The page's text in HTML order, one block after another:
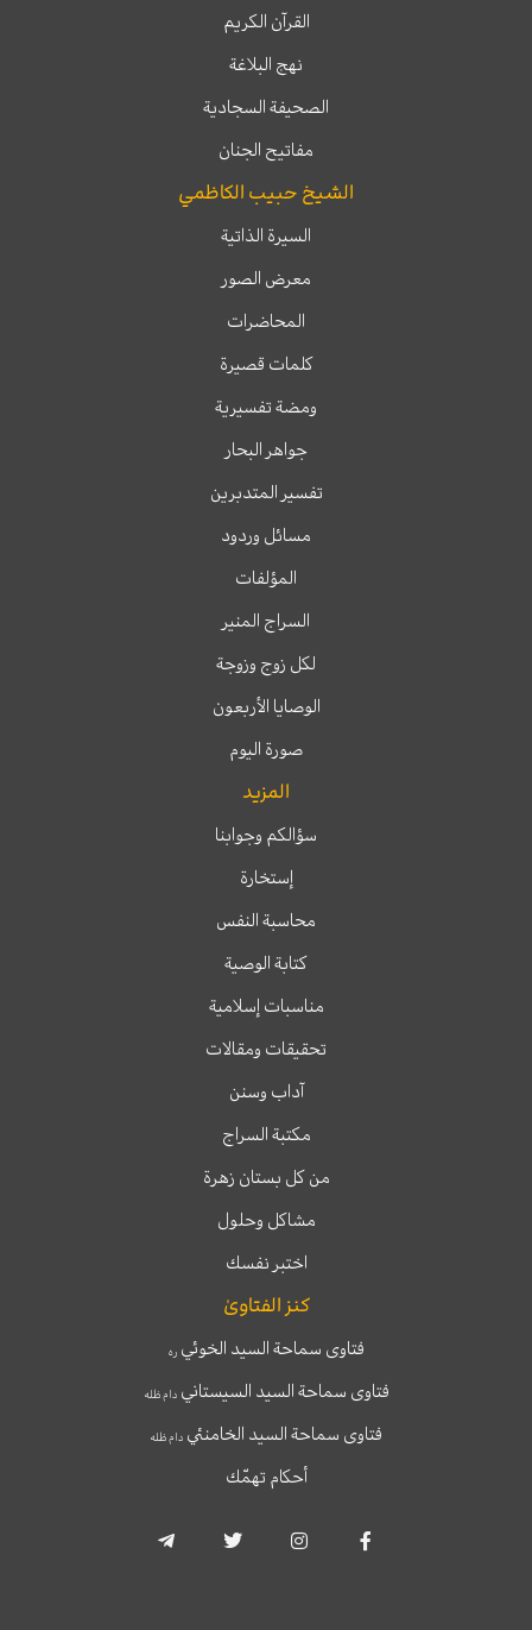
القرآن الكريم
نهج البلاغة
الصحيفة السجادية
مفاتيح الجنان
الشيخ حبيب الكاظمي
السيرة الذاتية
معرض الصور
المحاضرات
كلمات قصيرة
ومضة تفسيرية
جواهر البحار
تفسير المتدبرين
مسائل وردود
المؤلفات
السراج المنير
لكل زوج وزوجة
الوصايا الأربعون
صورة اليوم
المزيد
سؤالكم وجوابنا
إستخارة
محاسبة النفس
كتابة الوصية
مناسبات إسلامية
تحقيقات ومقالات
آداب وسنن
مكتبة السراج
من كل بستان زهرة
مشاكل وحلول
اختبر نفسك
كنز الفتاوىٰ
فتاوى سماحة السيد الخوئيره
فتاوى سماحة السيد السيستانيدام ظله
فتاوى سماحة السيد الخامنئي دام ظله
أحكام تهمّك
a
c
s
i
l